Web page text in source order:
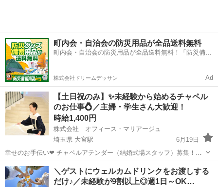
町内会・自治会の防災用品が全品送料無料
町内会・自治会の防災用品が全品送料無料！「防災備蓄
株式会社ドリームデッサン Ad
【土日祝のみ】✨未経験から始めるチャペル
のお仕事💍／主婦・学生さん大歓迎！
時給1,400円
株式会社 オフィース・マリアージュ
埼玉県 大宮駅
6月19日
幸せのお手伝い❤ チャペルアテンダー（結婚式場スタッフ）募集！未
経験大歓迎 【職種】結婚式場での案内・サポートスタッフ（チャペル
アテンダー） 【給与】結婚式1組ごとの報酬制 ※研修期間あり（研修
期間 時給：１１...
埼玉 さいたま市 大宮駅 スタッフ
＼ゲストにウェルカムドリンクをお渡しする
だけ♪／未経験が9割以上◎週1日～OK…